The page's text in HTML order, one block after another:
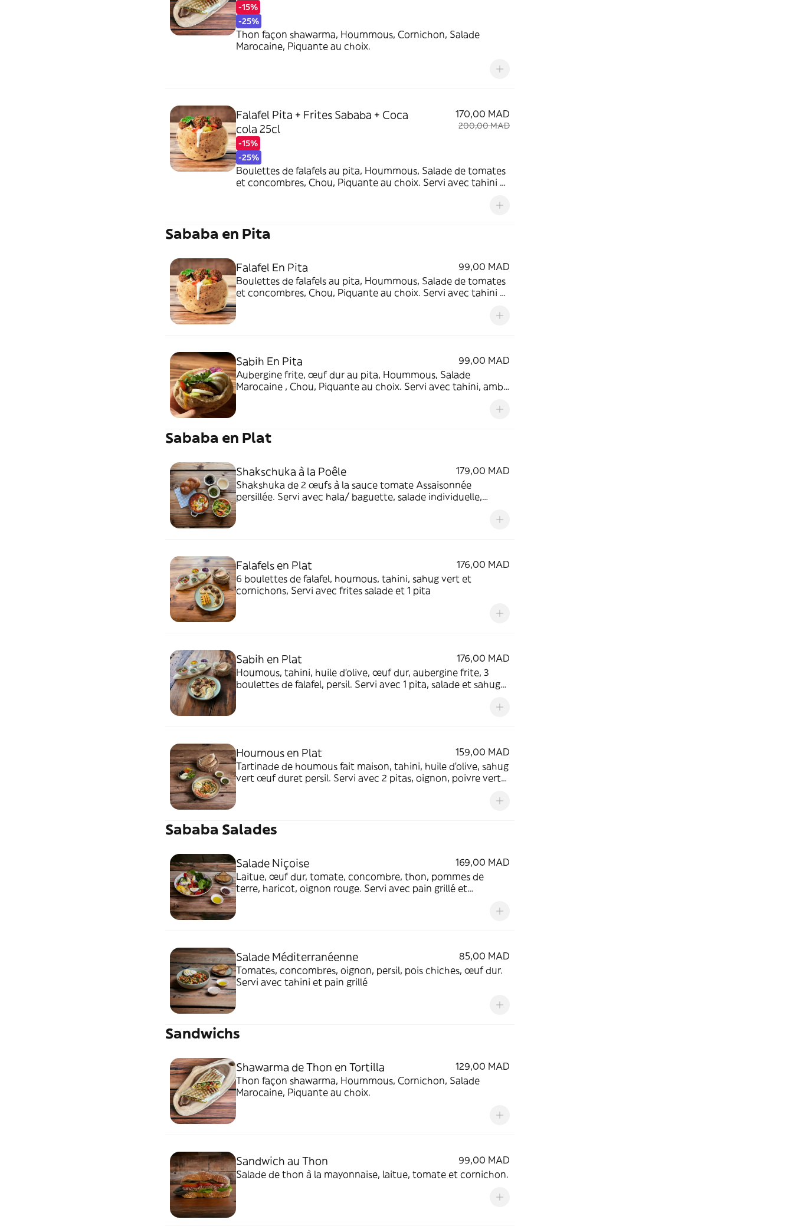
-15%
-25%
Thon façon shawarma, Hoummous, Cornichon, Salade
Marocaine, Piquante au choix.
Falafel Pita + Frites Sababa + Coca
cola 25cl
-15%
-25%
170,00 MAD
200,00 MAD
Boulettes de falafels au pita, Hoummous, Salade de tomates
et concombres, Chou, Piquante au choix. Servi avec tahini et
Sababa en Pita
Falafel En Pita
99,00 MAD
Boulettes de falafels au pita, Hoummous, Salade de tomates
et concombres, Chou, Piquante au choix. Servi avec tahini et
Sabih En Pita
99,00 MAD
Aubergine frite, œuf dur au pita, Hoummous, Salade
Marocaine , Chou, Piquante au choix. Servi avec tahini, amba
Sababa en Plat
Shakschuka à la Poêle
179,00 MAD
Shakshuka de 2 œufs à la sauce tomate Assaisonnée
persillée. Servi avec hala/ baguette, salade individuelle,
Falafels en Plat
176,00 MAD
6 boulettes de falafel, houmous, tahini, sahug vert et
cornichons, Servi avec frites salade et 1 pita
Sabih en Plat
176,00 MAD
Houmous, tahini, huile d’olive, œuf dur, aubergine frite, 3
boulettes de falafel, persil. Servi avec 1 pita, salade et sahug
Houmous en Plat
159,00 MAD
Tartinade de houmous fait maison, tahini, huile d’olive, sahug
vert œuf duret persil. Servi avec 2 pitas, oignon, poivre vert
Sababa Salades
Salade Niçoise
169,00 MAD
Laitue, œuf dur, tomate, concombre, thon, pommes de
terre, haricot, oignon rouge. Servi avec pain grillé et
Salade Méditerranéenne
85,00 MAD
Tomates, concombres, oignon, persil, pois chiches, œuf dur.
Servi avec tahini et pain grillé
Sandwichs
Shawarma de Thon en Tortilla
129,00 MAD
Thon façon shawarma, Hoummous, Cornichon, Salade
Marocaine, Piquante au choix.
Sandwich au Thon
99,00 MAD
Salade de thon à la mayonnaise, laitue, tomate et cornichon.